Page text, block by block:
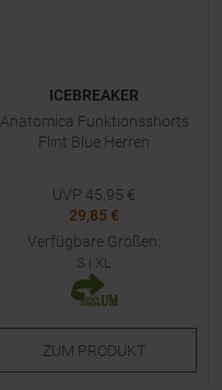
ICEBREAKER
Anatomica Funktionsshorts
Flint Blue Herren
UVP 45,95 €
29,85 €
Verfügbare Größen:
S | XL
ZUM PRODUKT